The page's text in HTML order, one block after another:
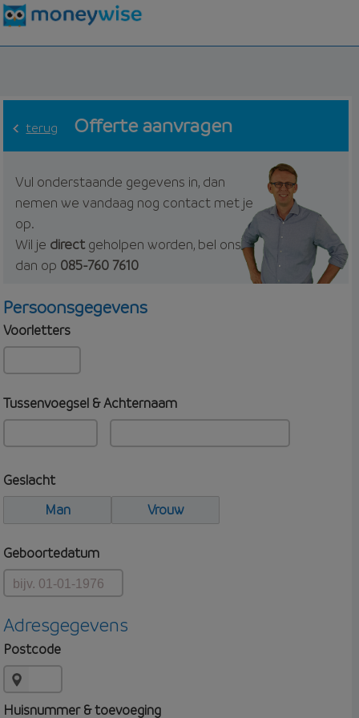
terug Offerte aanvragen
Vul onderstaande gegevens in, dan
nemen we vandaag nog contact met je
op.
Wil je directgeholpen worden, bel ons
dan op 085-760 7610
Persoonsgegevens
Voorletters
Tussenvoegsel & Achternaam
Geslacht
Man
Vrouw
Geboortedatum
Adresgegevens
Postcode
Huisnummer & toevoeging